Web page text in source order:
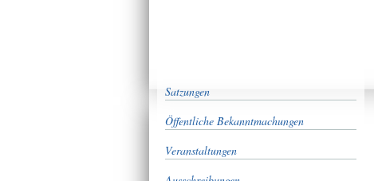
Satzungen
Öffentliche Bekanntmachungen
Veranstaltungen